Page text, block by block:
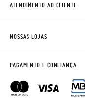
AVISO LEGAL, PRIVACIDADE
GUIA DE TAMANHOS
SALDOS
ATENDIMENTO AO CLIENTE
HORÁRIO
PERGUNTAS FREQUENTES
NOSSAS LOJAS
PAGAMENTO E CONFIANÇA